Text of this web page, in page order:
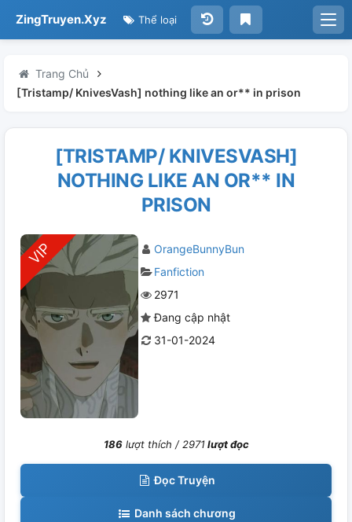
ZingTruyen.Xyz Thể loại
Trang Chủ
[Tristamp/ KnivesVash] nothing like an or** in prison
[TRISTAMP/ KNIVESVASH]
NOTHING LIKE AN OR** IN
PRISON
OrangeBunnyBun
Fanfiction
2971
Đang cập nhật
31-01-2024
186lượt thích /2971lượt đọc
Đọc Truyện
Danh sách chương